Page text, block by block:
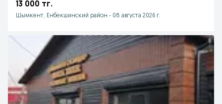
13 000 тг.
Шымкент, Енбекшинский район - 08 августа 2026 г.